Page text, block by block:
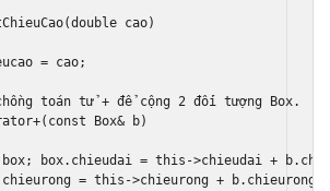
(double cao)
= cao;
toán tử + để cộng 2 đối tượng Box.
+( const Box& b)
box; box. chieudai = this ->chieudai + b.
chieurong = this ->chieurong + b. chieurong